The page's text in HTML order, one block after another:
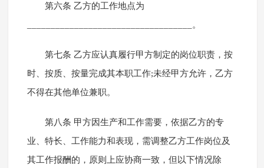
第六条 乙方的工作地点为
___________________________________。
第七条 乙方应认真履行甲方制定的岗位职责，按
时、按质、按量完成其本职工作;未经甲方允许，乙方
不得在其他单位兼职。
第八条 甲方因生产和工作需要，依据乙方的专
业、特长、工作能力和表现，需调整乙方工作岗位及
其工作报酬的，原则上应协商一致，但以下情况除